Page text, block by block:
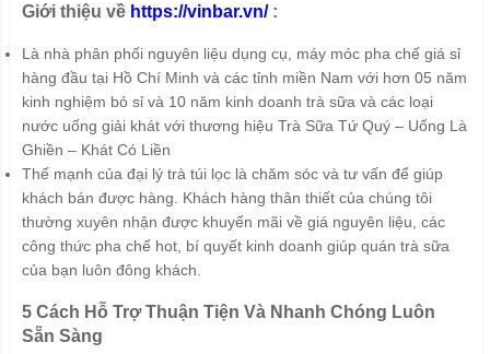
Giới thiệu về https://vinbar.vn/:
Là nhà phân phối nguyên liệu dụng cụ, máy móc pha chế giá sỉ
hàng đầu tại Hồ Chí Minh và các tỉnh miền Nam với hơn 05 năm
kinh nghiệm bỏ sỉ và 10 năm kinh doanh trà sữa và các loại
nước uống giải khát với thương hiệu Trà Sữa Tứ Quý – Uống Là
Ghiền – Khát Có Liền
Thế mạnh của đại lý trà túi lọc là chăm sóc và tư vấn để giúp
khách bán được hàng. Khách hàng thân thiết của chúng tôi
thường xuyên nhận được khuyến mãi về giá nguyên liệu, các
công thức pha chế hot, bí quyết kinh doanh giúp quán trà sữa
của bạn luôn đông khách.
5 Cách Hỗ Trợ Thuận Tiện Và Nhanh Chóng Luôn
Sẵn Sàng